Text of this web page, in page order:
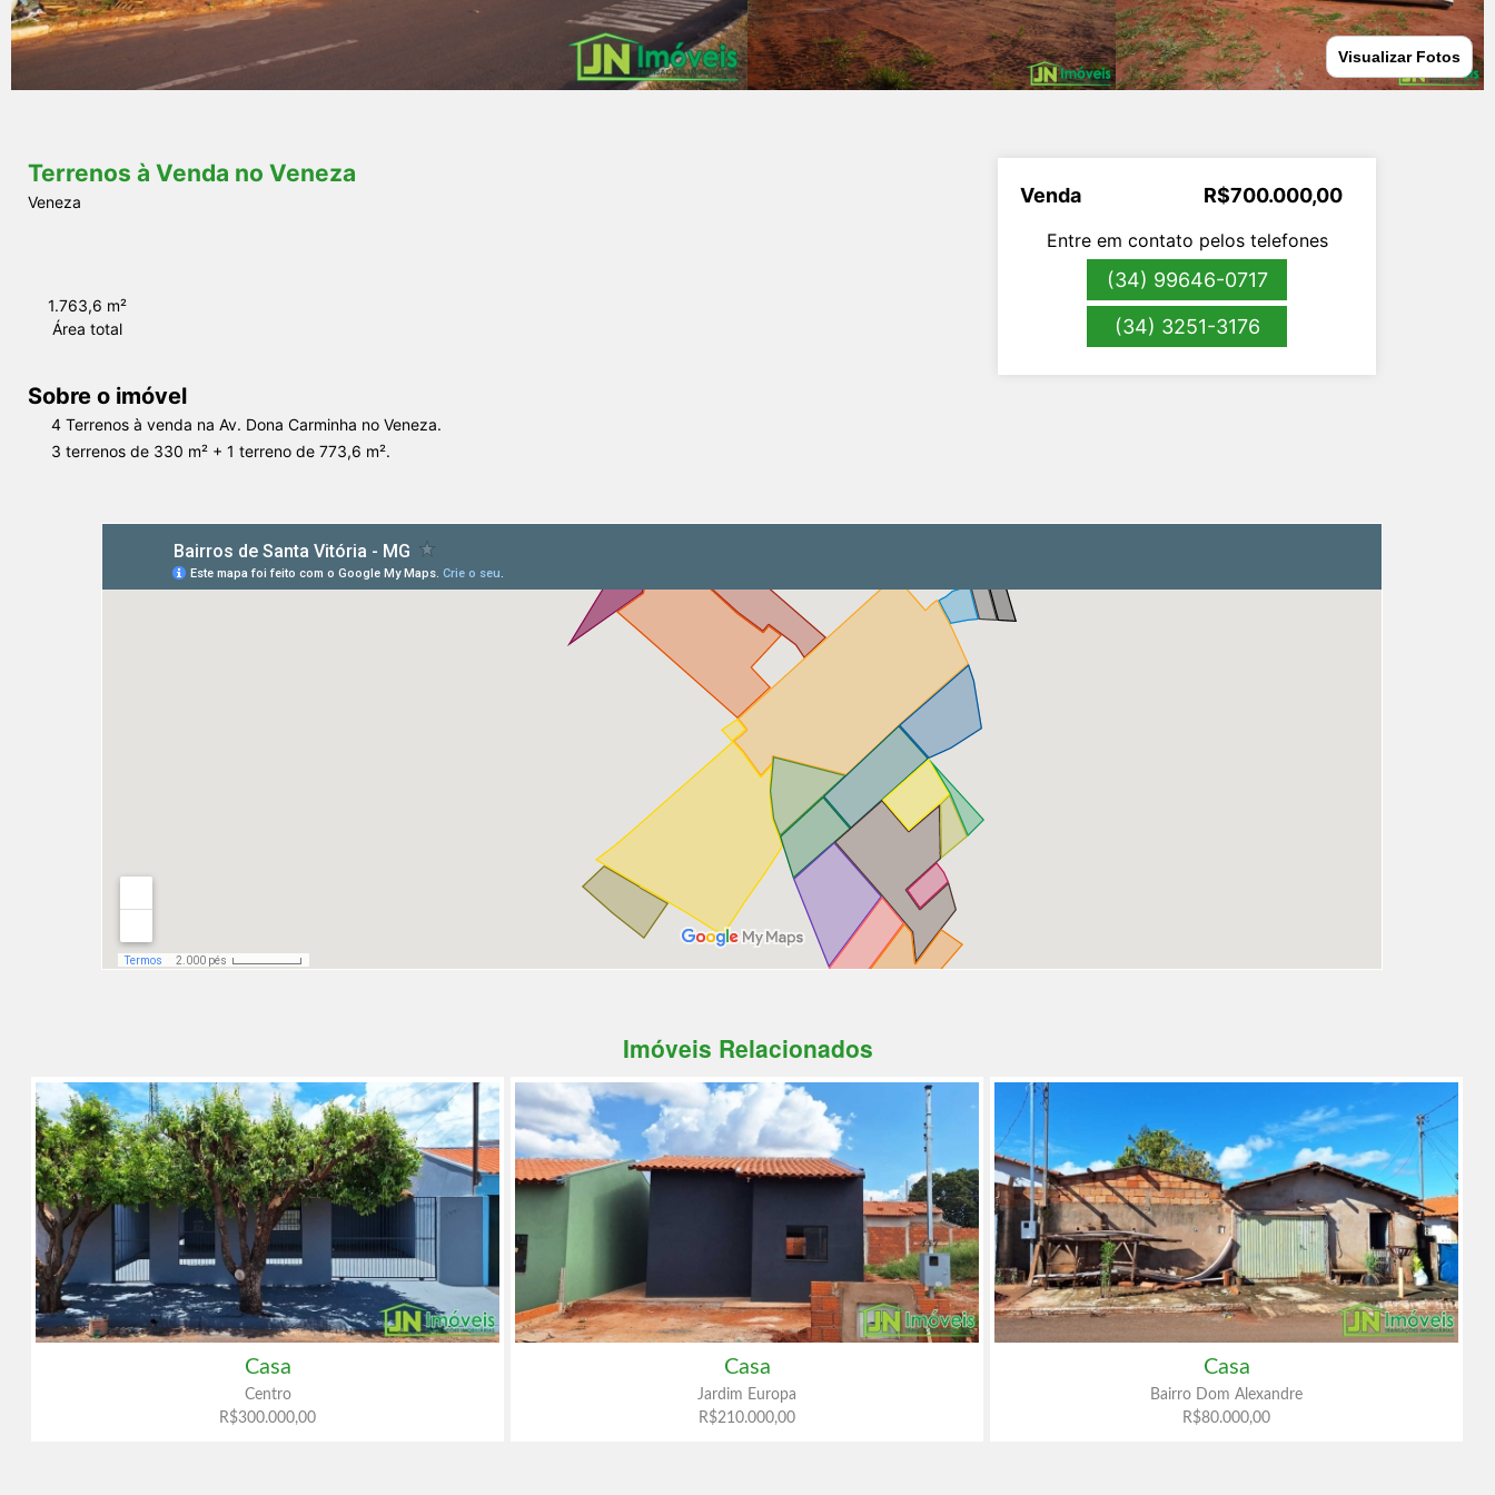
Visualizar Fotos
Venda R$700.000,00
Entre em contato pelos telefones
(34) 99646-0717
(34) 3251-3176
Terrenos à Venda no Veneza
Veneza
1.763,6 m²
Área total
Sobre o imóvel
4 Terrenos à venda na Av. Dona Carminha no Veneza.
3 terrenos de 330 m² + 1 terreno de 773,6 m².
Imóveis Relacionados
Casa
Centro
R$300.000,00
Casa
Jardim Europa
R$210.000,00
Casa
Bairro Dom Alexandre
R$80.000,00